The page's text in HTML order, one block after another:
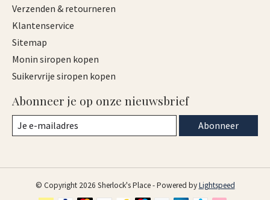
Verzenden & retourneren
Klantenservice
Sitemap
Monin siropen kopen
Suikervrije siropen kopen
Abonneer je op onze nieuwsbrief
Abonneer
© Copyright 2026 Sherlock's Place - Powered byLightspeed